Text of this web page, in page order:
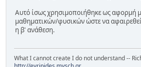
Αυτό ίσως χρησιμοποιήθηκε ως αφορμή
μαθηματικών/φυσικών ώστε να
η β' ανάθεση.
What I cannot create I do not understand --